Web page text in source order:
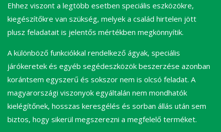
Ehhez viszont a legtöbb esetben speciális eszközökre,
kiegészítőkre van szükség, melyek a család hirtelen jött
plusz feladatait is jelentős mértékben megkönnyítik.
A különböző funkciókkal rendelkező ágyak, speciális
járókeretek és egyéb segédeszközök beszerzése azonban
korántsem egyszerű és sokszor nem is olcsó feladat. A
magyarországi viszonyok egyáltalán nem mondhatók
kielégítőnek, hosszas keresgélés és sorban állás után sem
biztos, hogy sikerül megszerezni a megfelelő terméket.